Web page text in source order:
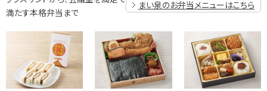
満たす本格弁当まで
まい泉のお弁当メニューはこちら